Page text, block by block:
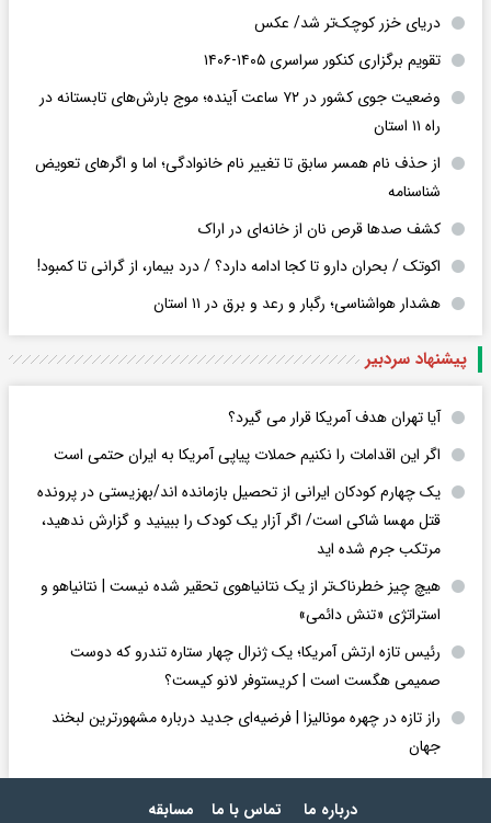
دریای خزر کوچک‌تر شد/ عکس
تقویم برگزاری کنکور سراسری ۱۴۰۵-۱۴۰۶
وضعیت جوی کشور در ۷۲ ساعت آینده؛ موج بارش‌های تابستانه در
راه ۱۱ استان
از حذف نام همسر سابق تا تغییر نام خانوادگی؛ اما و اگرهای تعویض
شناسنامه
کشف صدها قرص نان از خانه‌ای در اراک
اکوتک / بحران دارو تا کجا ادامه دارد؟ / درد بیمار، از گرانی تا کمبود!
هشدار هواشناسی؛ رگبار و رعد و برق در ۱۱ استان‌
پیشنهاد سردبیر
آیا تهران هدف آمریکا قرار می گیرد؟
اگر این اقدامات را نکنیم حملات پیاپی آمریکا به ایران حتمی است
یک چهارم کودکان ایرانی از تحصیل بازمانده اند/بهزیستی در پرونده
قتل مهسا شاکی است/ اگر آزار یک کودک را ببینید و گزارش ندهید،
مرتکب جرم شده اید
هیچ چیز خطرناک‌تر از یک نتانیاهوی تحقیر شده نیست | نتانیاهو و
استراتژی «تنش دائمی»
رئیس تازه ارتش آمریکا؛ یک ژنرال چهار ستاره تندرو که دوست
صمیمی هگست است | کریستوفر لانو کیست؟
راز تازه در چهره مونالیزا | فرضیه‌ای جدید درباره مشهورترین لبخند
جهان
درباره ما تماس با ما مسابقه